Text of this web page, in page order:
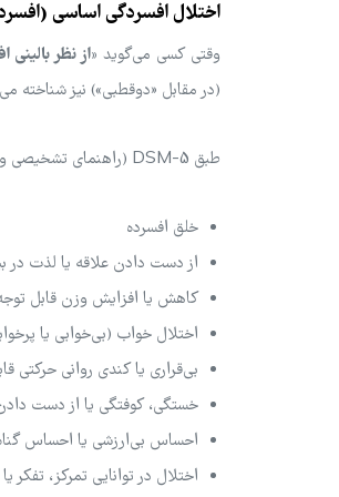
اختلال افسردگی اساسی
وقتی کسی می‌گوید «از نظر بالینی
(در مقابل «دوقطبی») نیز شناخته
طبق DSM-5 (راهنمای تشخیصی و آماری اختلالات روانی)، برای تشخیص MDD، باید حداقل پنج مورد از معیارهای زیر را تجربه کنید:
خلق افسرده
از دست دادن علاقه یا لذت در
کاهش یا افزایش وزن قابل
اختلال خواب (بی‌خوابی یا
بی‌قراری یا کندی روانی حرکتی
خستگی، کوفتگی یا از دست
احساس بی‌ارزشی یا احساس
اختلال در توانایی تمرکز، تفکر